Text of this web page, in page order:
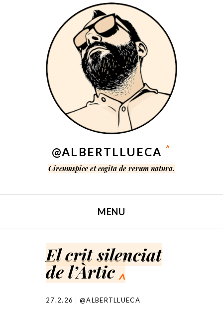
@ALBERTLLUECA ^
Circumspice et cogita de rerum natura.
MENU
El crit silenciat
de l’Àrtic ^
27.2.26 @ALBERTLLUECA